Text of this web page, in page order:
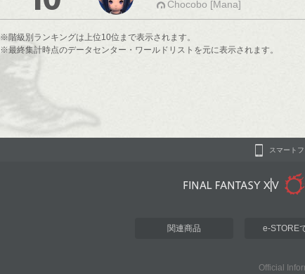
Chocobo [Mana]
※階級別ランキングは上位10位まで表示されます。
※最終集計時点のデータセンター・ワールドリストを元に表示されます。
スマート
関連商品 e-STORE
Official